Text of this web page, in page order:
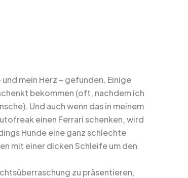
mein Herz – gefunden. Einige
bekommen (oft, nachdem ich
Und auch wenn das in meinem
einen Ferrari schenken, wird
Hunde eine ganz schlechte
mit einer dicken Schleife um den
zu präsentieren,